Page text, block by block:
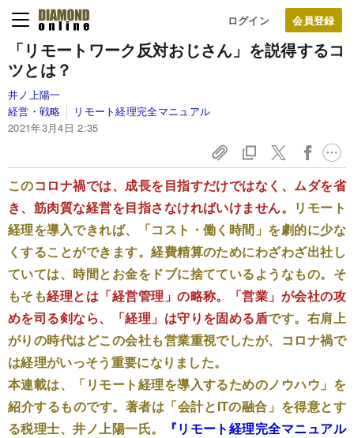
ログイン
「リモートワーク反対おじさん」を説得するコ
ツとは？
井ノ上陽一
経営・戦略
リモート経理完全マニュアル
2021年3月4日 2:35
このコロナ禍では、成長を目指すだけではなく、ムダを省
き、筋肉質な経営を目指さなければいけません。 リモート
経理を導入できれば、「コスト・働く時間」を劇的に少な
くすることができます。経費精算のためにわざわざ出社し
ていては、時間とお金をドブに捨てているようなもの。そ
もそも経理とは「経営管理」の略称。「営業」が会社の攻
めを司る剣なら、「経理」は守りを固める盾です。右肩上
がりの時代はどこの会社も営業重視でしたが、コロナ禍で
は経理がいっそう重要になりました。
本連載は、「リモート経理を導入するためのノウハウ」を
紹介するものです。著者は「会計とITの融合」を得意とす
る税理士、井ノ上陽一氏。
『リモート経理完全マニュアル